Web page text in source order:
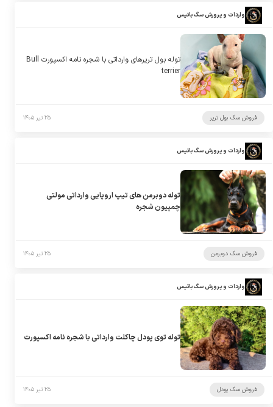
واردات و پرورش سگ باتیس
توله بول تریرهای وارداتی با شجره نامه اکسپورت Bull
terrier
فروش سگ بول تریر ۲۵ تیر ۱۴۰۵
واردات و پرورش سگ باتیس
توله دوبرمن های تیپ اروپایی وارداتی مولتی
چمپیون شجره
فروش سگ دوبرمن ۲۵ تیر ۱۴۰۵
واردات و پرورش سگ باتیس
توله توی پودل چاکلت وارداتی با شجره نامه اکسپورت
فروش سگ پودل ۲۵ تیر ۱۴۰۵